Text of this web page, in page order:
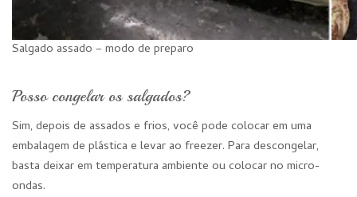
Salgado assado – modo de preparo
Posso congelar os salgados?
Sim, depois de assados e frios, você pode colocar em uma
embalagem de plástica e levar ao freezer. Para descongelar,
basta deixar em temperatura ambiente ou colocar no micro-
ondas.